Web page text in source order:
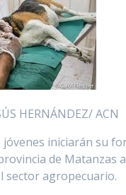
HERNÁNDEZ/ ACN
iniciarán su
de Matanzas
sector agropecuario.